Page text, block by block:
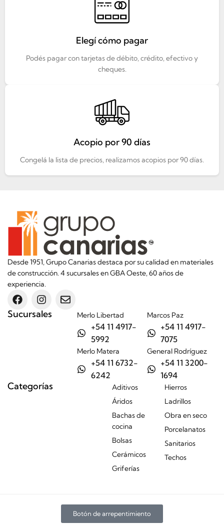
Elegí cómo pagar
Podés pagar con tarjetas de débito, crédito, efectivo y
cheques.
Acopio por 90 días
Congelá la lista de precios, realizamos acopios por 90 días.
Desde 1951, Grupo Canarias destaca por su calidad en materiales
de construcción. 4 sucursales en GBA Oeste, 60 años de
experiencia.
Sucursales Merlo Libertad
+54 11 4917-
5992
Merlo Matera
+54 11 6732-
6242
Marcos Paz
+54 11 4917-
7075
General Rodríguez
+54 11 3200-
1694
Categorías
Aditivos
Áridos
Bachas de
cocina
Bolsas
Cerámicos
Griferías
Hierros
Ladrillos
Obra en seco
Porcelanatos
Sanitarios
Techos
Botón de arrepentimiento